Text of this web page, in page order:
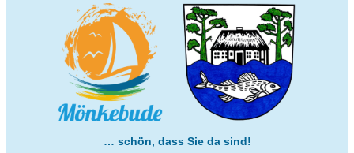
… schön, dass Sie da sind!